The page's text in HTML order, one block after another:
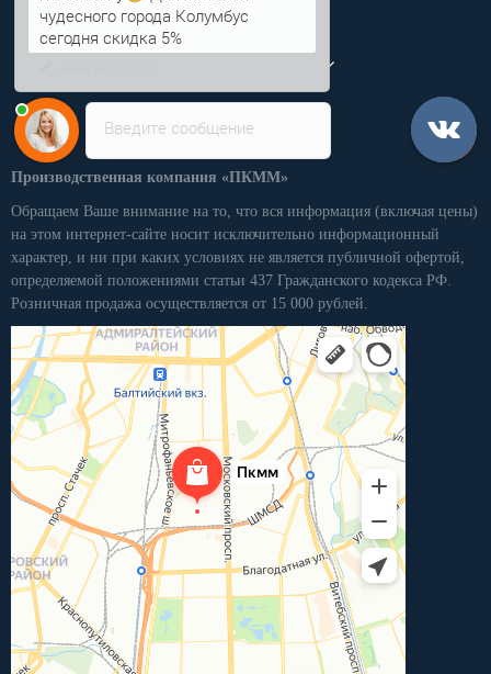
Категории
Производственная компания «ПКММ»
Обращаем Ваше внимание на то, что вся информация (включая цены)
на этом интернет-сайте носит исключительно информационный
характер, и ни при каких условиях не является публичной офертой,
определяемой положениями статьи 437 Гражданского кодекса РФ.
Розничная продажа осуществляется от 15 000 рублей.
Введите сообщение
Я Вас вижу
Для жителей
чудесного города Колумбус
сегодня скидка 5%